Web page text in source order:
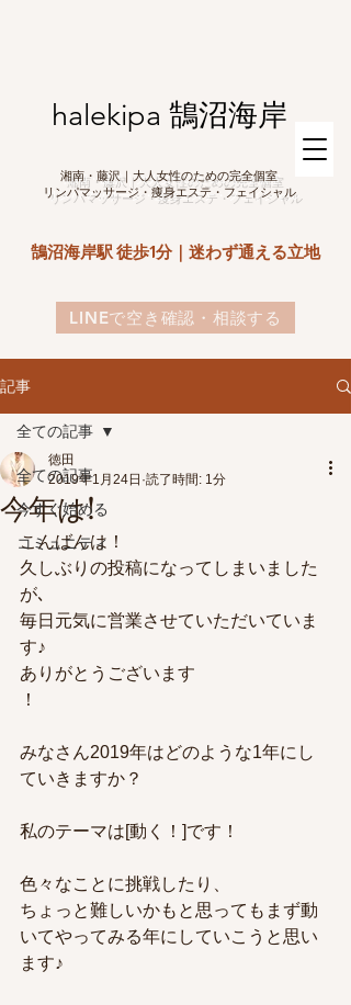
湘南・藤沢｜大人女性のための完全個室
リンパマッサージ・痩身エステ・フェイシャル
鵠沼海岸駅 徒歩1分｜迷わず通える立地
LINEで空き確認・相談する
halekipa 鵠沼海岸
記事
全ての記事
今すぐ始める
コミュニティ
全ての記事
今年は!
徳田
2019年1月24日 読了時間: 1分
こんばんは！
久しぶりの投稿になってしまいました
が､
毎日元気に営業させていただいていま
す♪
ありがとうございます
！
みなさん2019年はどのような1年にし
ていきますか？
私のテーマは[動く！]です！
色々なことに挑戦したり、
ちょっと難しいかもと思ってもまず動
いてやってみる年にしていこうと思い
ます♪